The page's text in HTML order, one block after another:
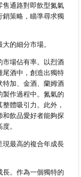
售通路對即飲型氮氣
銷策略，瞄準尋求獨
的細分市場。
市場佔有率。以烈酒
尾酒中，創造出獨特
特加、金酒、蘭姆酒
製作過程中。氮氣的
體吸引力。此外，
和飲品愛好者能夠探
。
現最高的複合年成長
長。作為一個獨特的